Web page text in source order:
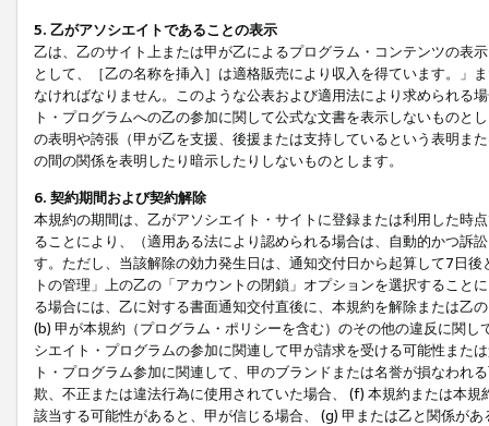
5. 乙がアソシエイトであることの表示
乙は、乙のサイト上または甲が乙によるプログラム・コンテンツの表
として、［乙の名称を挿入］は適格販売により収入を得ています。」
なければなりません。このような公表および適用法により求められる
ト・プログラムへの乙の参加に関して公式な文書を表示しないもの
の表明や誇張（甲が乙を支援、後援または支持しているという表明ま
の間の関係を表明したり暗示したりしないものとします。
6. 契約期間および契約解除
本規約の期間は、乙がアソシエイト・サイトに登録または利用した時
ることにより、（適用ある法により認められる場合は、自動的かつ訴
す。ただし、当該解除の効力発生日は、通知交付日から起算して7日
トの管理」上の乙の「アカウントの閉鎖」オプションを選択するこ
る場合には、乙に対する書面通知交付直後に、本規約を解除または乙
(b) 甲が本規約（プログラム・ポリシーを含む）のその他の違反に関
シエイト・プログラムの参加に関連して甲が請求を受ける可能性また
ト・プログラム参加に関連して、甲のブランドまたは名誉が損なわれ
欺、不正または違法行為に使用されていた場合、 (f) 本規約または本
該当する可能性があると、甲が信じる場合、 (g) 甲または乙と関係が